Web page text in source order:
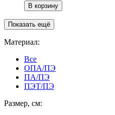
В корзину
Показать ещё
Материал:
Все
ОПА/ПЭ
ПА/ПЭ
ПЭТ/ПЭ
Размер, см: